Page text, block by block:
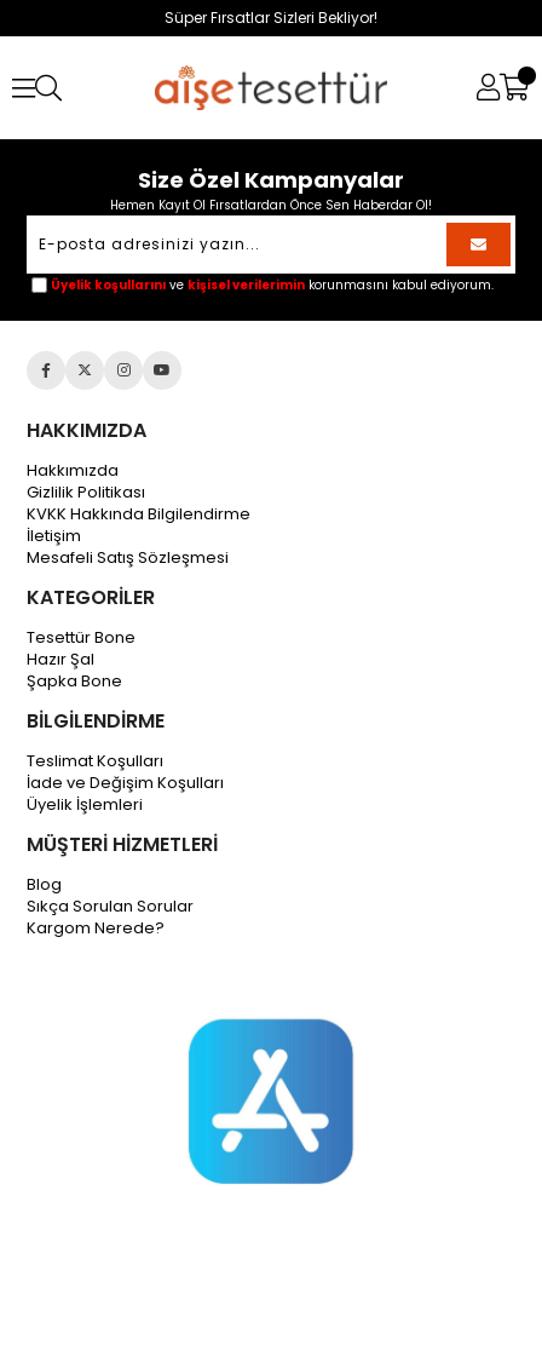
Süper Fırsatlar Sizleri Bekliyor!
Size Özel Kampanyalar
Hemen Kayıt Ol Fırsatlardan Önce Sen Haberdar Ol!
Üyelik koşullarını ve kişisel verilerimin korunmasını kabul ediyorum.
HAKKIMIZDA
Hakkımızda
Gizlilik Politikası
KVKK Hakkında Bilgilendirme
İletişim
Mesafeli Satış Sözleşmesi
KATEGORİLER
Tesettür Bone
Hazır Şal
Şapka Bone
BİLGİLENDİRME
Teslimat Koşulları
İade ve Değişim Koşulları
Üyelik İşlemleri
MÜŞTERİ HİZMETLERİ
Blog
Sıkça Sorulan Sorular
Kargom Nerede?